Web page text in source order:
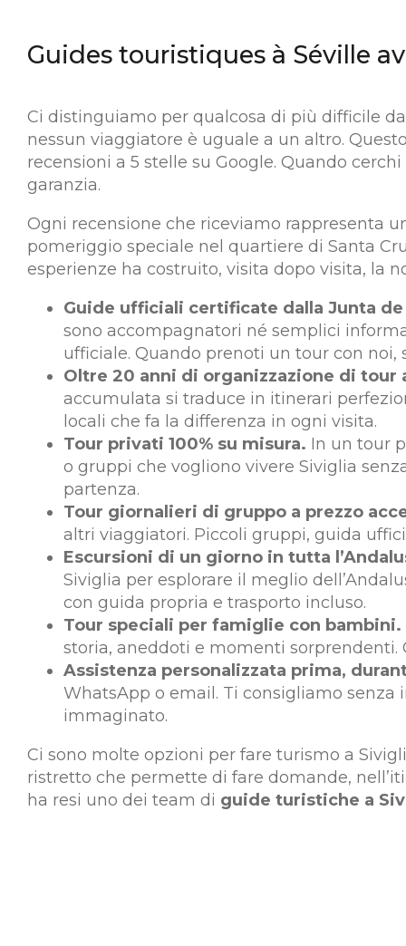
Guides touristiques à Séville
Ci distinguiamo per qualcosa di più difficile
nessun viaggiatore è uguale a un altro.
recensioni a 5 stelle su Google. Quando cerchi
garanzia.
Ogni recensione che riceviamo rappresenta
pomeriggio speciale nel quartiere di Santa
esperienze ha costruito, visita dopo visita, la
Guide ufficiali certificate dalla Junta
sono accompagnatori né semplici
ufficiale. Quando prenoti un tour con noi,
Oltre 20 anni di organizzazione di tour
accumulata si traduce in itinerari
locali che fa la differenza in ogni visita.
Tour privati 100% su misura. In un tour
o gruppi che vogliono vivere Siviglia
partenza.
Tour giornalieri di gruppo a prezzo
altri viaggiatori. Piccoli gruppi, guida
Escursioni di un giorno in tutta
Siviglia per esplorare il meglio
con guida propria e trasporto incluso.
Tour speciali per famiglie con bambini.
storia, aneddoti e momenti
Assistenza personalizzata prima,
WhatsApp o email. Ti consigliamo
immaginato.
Ci sono molte opzioni per fare turismo a
ristretto che permette di fare domande,
ha resi uno dei team di guide turistiche a